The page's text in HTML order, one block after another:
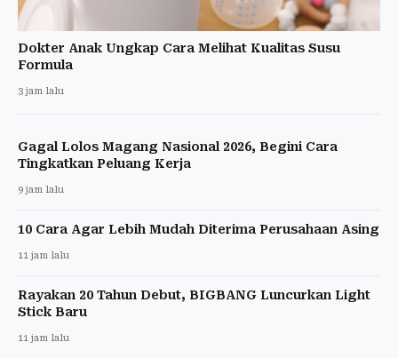
Dokter Anak Ungkap Cara Melihat Kualitas Susu
Formula
3 jam lalu
Gagal Lolos Magang Nasional 2026, Begini Cara
Tingkatkan Peluang Kerja
9 jam lalu
10 Cara Agar Lebih Mudah Diterima Perusahaan Asing
11 jam lalu
Rayakan 20 Tahun Debut, BIGBANG Luncurkan Light
Stick Baru
11 jam lalu